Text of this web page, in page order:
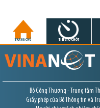
TRANG CHỦ TIN GIỜ CHÓT
Bộ Công Thương - Trung tâm
Giấy phép của Bộ Thông tin và